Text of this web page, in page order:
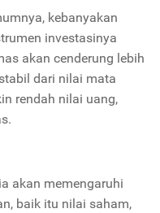
kebanyakan
investasinya
akan cenderung lebih
dari nilai mata
rendah nilai uang,
akan memengaruhi
baik itu nilai saham,